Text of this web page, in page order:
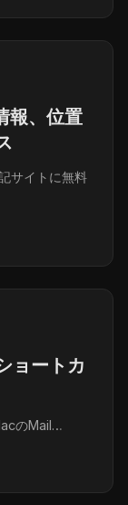
報、位置
サイトに無料
ョートカ
のMail…